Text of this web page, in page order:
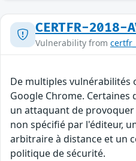
CERTFR-2018-
Vulnerability from
De multiples vulnérabilités
Google Chrome.
un attaquant de
non spécifié par l'éditeur,
arbitraire à distance et un
politique de sécurité.